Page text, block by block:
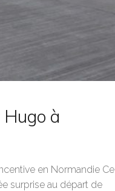
à
en Normandie Ce
surprise au départ de